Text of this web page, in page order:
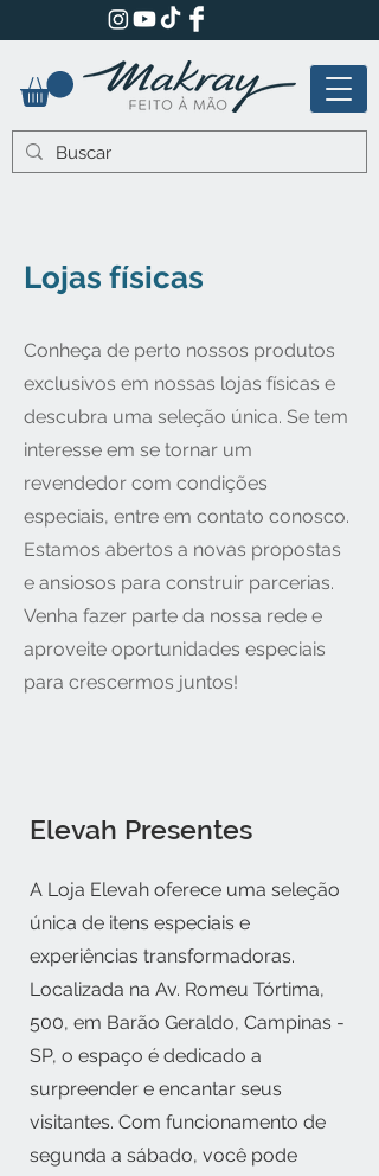
Lojas físicas
Conheça de perto nossos produtos
exclusivos em nossas lojas físicas e
descubra uma seleção única. Se tem
interesse em se tornar um
revendedor com condições
especiais, entre em contato conosco.
Estamos abertos a novas propostas
e ansiosos para construir parcerias.
Venha fazer parte da nossa rede e
aproveite oportunidades especiais
para crescermos juntos!
Elevah Presentes
A Loja Elevah oferece uma seleção
única de itens especiais e
experiências transformadoras.
Localizada na Av. Romeu Tórtima,
500, em Barão Geraldo, Campinas -
SP, o espaço é dedicado a
surpreender e encantar seus
visitantes. Com funcionamento de
segunda a sábado, você pode